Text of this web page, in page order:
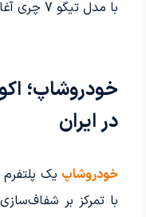
با مدل تیگو 7 چری آغاز کرده است.
خودروشاپ؛
در ایران
خودروشاپ یک
با تمرکز بر